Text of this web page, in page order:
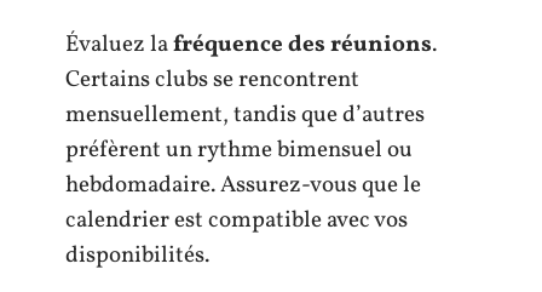
Évaluez lafréquence des réunions.
Certains clubs se rencontrent
mensuellement, tandis que d’autres
préfèrent un rythme bimensuel ou
hebdomadaire. Assurez-vous que le
calendrier est compatible avec vos
disponibilités.